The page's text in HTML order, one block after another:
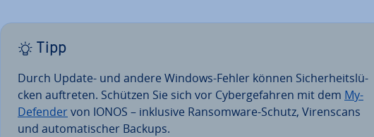
Tipp
Durch Update- und andere Windows-Fehler können Si­cher­heits­lü­
cken auftreten. Schützen Sie sich vor Cy­ber­ge­fah­ren mit dem My­
De­fen­dervon IONOS – inklusive Ran­som­wa­re-Schutz, Vi­ren­scans
und au­to­ma­ti­scher Backups.